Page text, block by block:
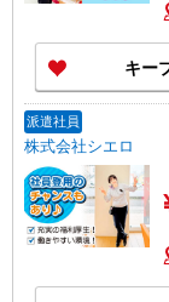
キー
派遣社員
株式会社シエロ